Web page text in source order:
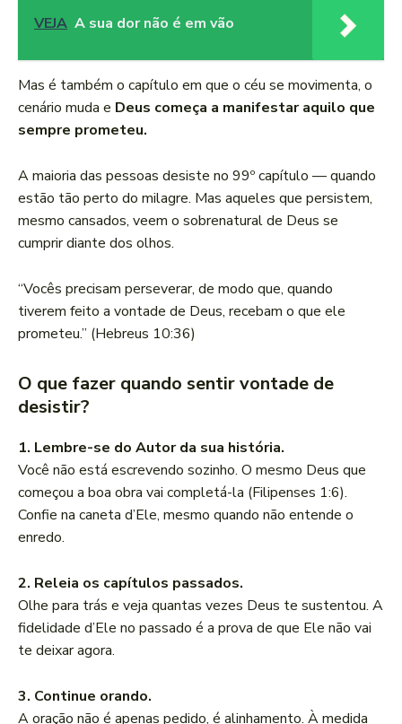
VEJA A sua dor não é em vão
Mas é também o capítulo em que o céu se movimenta, o
cenário muda e Deus começa a manifestar aquilo que
sempre prometeu.
A maioria das pessoas desiste no 99º capítulo — quando
estão tão perto do milagre. Mas aqueles que persistem,
mesmo cansados, veem o sobrenatural de Deus se
cumprir diante dos olhos.
“Vocês precisam perseverar, de modo que, quando
tiverem feito a vontade de Deus, recebam o que ele
prometeu.” (Hebreus 10:36)
O que fazer quando sentir vontade de
desistir?
1. Lembre-se do Autor da sua história.
Você não está escrevendo sozinho. O mesmo Deus que
começou a boa obra vai completá-la (Filipenses 1:6).
Confie na caneta d’Ele, mesmo quando não entende o
enredo.
2. Releia os capítulos passados.
Olhe para trás e veja quantas vezes Deus te sustentou. A
fidelidade d’Ele no passado é a prova de que Ele não vai
te deixar agora.
3. Continue orando.
A oração não é apenas pedido, é alinhamento. À medida